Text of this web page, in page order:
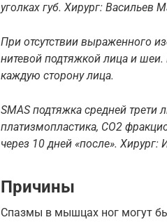
уголках губ. Хирург: Васильев
При отсутствии выраженного
нитевой подтяжкой лица и шеи.
каждую сторону лица.
SMAS подтяжка средней трети
платизмопластика, СО2
через 10 дней «после». Хирург:
Причины
Спазмы в мышцах ног могут